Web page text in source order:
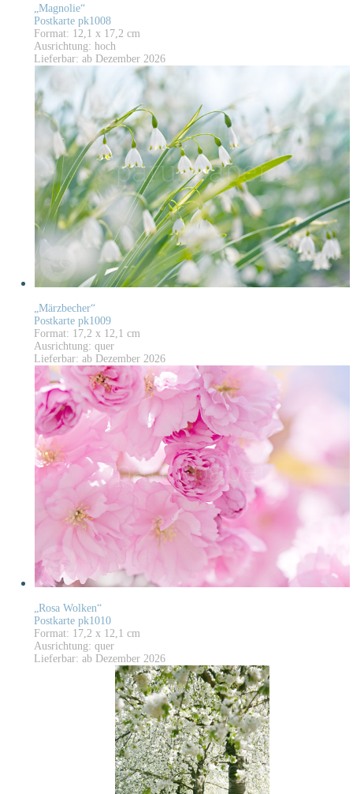
„Magnolie“
Postkarte pk1008
Format: 12,1 x 17,2 cm
Ausrichtung: hoch
Lieferbar: ab Dezember 2026
„Märzbecher“
Postkarte pk1009
Format: 17,2 x 12,1 cm
Ausrichtung: quer
Lieferbar: ab Dezember 2026
„Rosa Wolken“
Postkarte pk1010
Format: 17,2 x 12,1 cm
Ausrichtung: quer
Lieferbar: ab Dezember 2026